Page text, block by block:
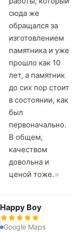
сюда же
обращался за
изготовлением
памятника и уже
прошло как 10
лет, а памятник
до сих пор стоит
в состоянии, как
был
первоначально.
В общем,
качеством
довольна и
ценой тоже.
Happy Boy
Google Maps